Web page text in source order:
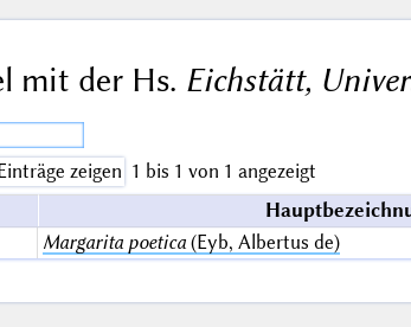
mit der Hs. Eichstätt,
zeigen 1 bis 1 von 1 angezeigt
Margarita poetica(Eyb, Albertus de)